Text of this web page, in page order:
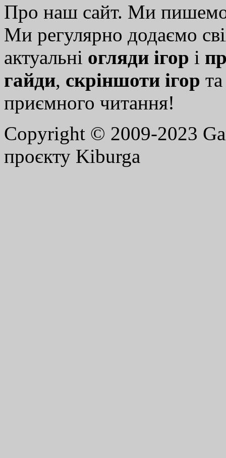
Про наш сайт. Ми
Ми регулярно додаємо
актуальні огляди ігор і
гайди, скріншоти ігор
приємного читання!
Copyright © 2009-2023
проєкту Kiburga